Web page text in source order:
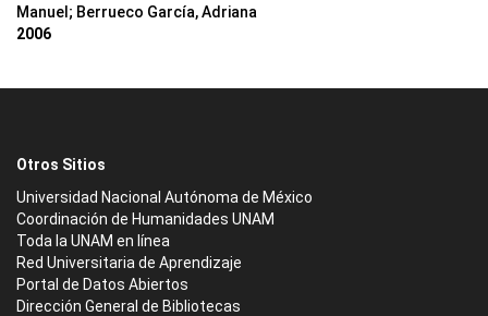
Manuel ; Berrueco García, Adriana
2006
Otros Sitios
Universidad Nacional Autónoma de México
Coordinación de Humanidades UNAM
Toda la UNAM en línea
Red Universitaria de Aprendizaje
Portal de Datos Abiertos
Dirección General de Bibliotecas